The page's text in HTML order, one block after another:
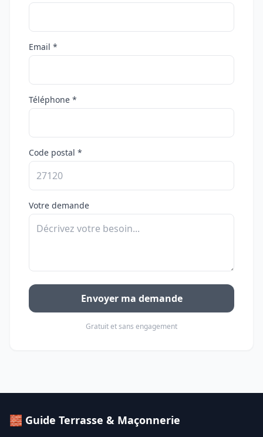
Email *
Téléphone *
Code postal *
Votre demande
Envoyer ma demande
Gratuit et sans engagement
🧱 Guide Terrasse & Maçonnerie